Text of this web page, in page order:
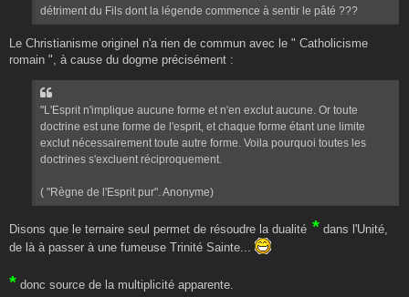
détriment du Fils dont la légende commence à sentir le pâté ???
Le Christianisme originel n'a rien de commun avec le " Catholicisme
romain ", à cause du dogme précisément :
"L'Esprit n'implique aucune forme et n'en exclut aucune. Or toute
doctrine est une forme de l'esprit, et chaque forme étant une limite
exclut nécessairement toute autre forme. Voila pourquoi toutes les
doctrines s'excluent réciproquement.
( "Règne de l'Esprit pur". Anonyme)
Disons que le ternaire seul permet de résoudre la dualité * dans l'Unité,
de là à passer à une fumeuse Trinité Sainte...
* donc source de la multiplicité apparente.